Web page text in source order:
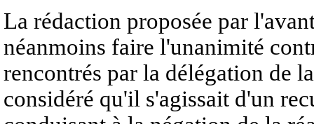
La rédaction proposée par
néanmoins faire l'unanimité
rencontrés par la délégation de
considéré qu'il s'agissait d'un